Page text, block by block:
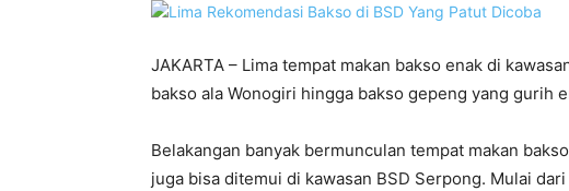
JAKARTA – Lima tempat makan bakso enak di
bakso ala Wonogiri hingga bakso gepeng yang gurih
Belakangan banyak bermunculan tempat makan
juga bisa ditemui di kawasan BSD Serpong. Mulai